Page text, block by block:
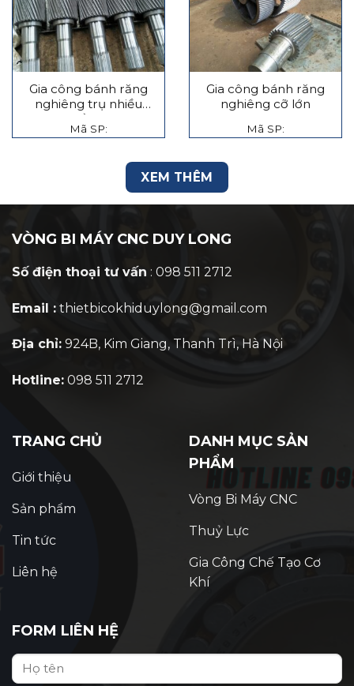
Gia công bánh răng
nghiêng trụ nhiều
tầng
Mã SP:
Gia công bánh răng
nghiêng cỡ lớn
Mã SP:
XEM THÊM
VÒNG BI MÁY CNC DUY LONG
Số điện thoại tư vấn : 098 511 2712
Email : thietbicokhiduylong@gmail.com
Địa chỉ: 924B, Kim Giang, Thanh Trì, Hà Nội
Hotline: 098 511 2712
TRANG CHỦ
Giới thiệu
Sản phẩm
Tin tức
Liên hệ
DANH MỤC SẢN
PHẨM
Vòng Bi Máy CNC
Thuỷ Lực
Gia Công Chế Tạo Cơ
Khí
FORM LIÊN HỆ